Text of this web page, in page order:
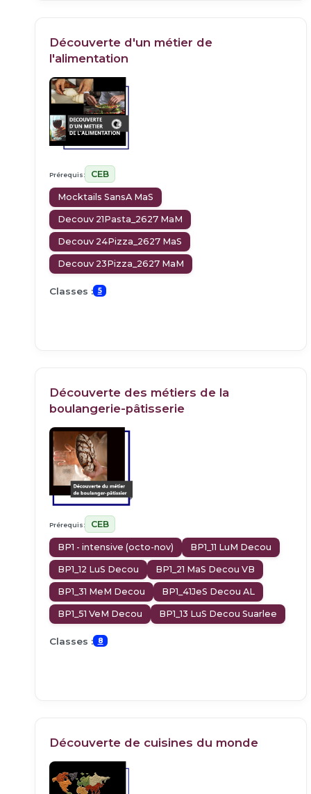
Découverte d'un métier de
l'alimentation
Prérequis: CEB
Mocktails SansA MaS
Decouv 21Pasta_2627 MaM
Decouv 24Pizza_2627 MaS
Decouv 23Pizza_2627 MaM
Classes : 5
Découverte des métiers de la
boulangerie-pâtisserie
Prérequis: CEB
BP1 - intensive (octo-nov) BP1_11 LuM Decou
BP1_12 LuS Decou BP1_21 MaS Decou VB
BP1_31 MeM Decou BP1_41JeS Decou AL
BP1_51 VeM Decou BP1_13 LuS Decou Suarlee
Classes : 8
Découverte de cuisines du monde